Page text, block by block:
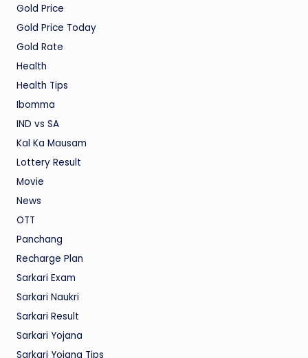
Gold Price
Gold Price Today
Gold Rate
Health
Health Tips
Ibomma
IND vs SA
Kal Ka Mausam
Lottery Result
Movie
News
OTT
Panchang
Recharge Plan
Sarkari Exam
Sarkari Naukri
Sarkari Result
Sarkari Yojana
Sarkari Yojana Tips